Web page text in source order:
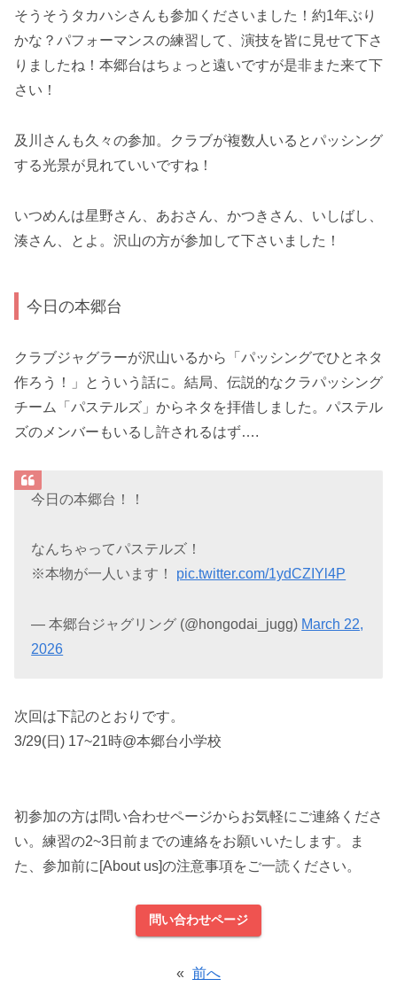
そうそうタカハシさんも参加くださいました！約1年ぶり
かな？パフォーマンスの練習して、演技を皆に見せて下さ
りましたね！本郷台はちょっと遠いですが是非また来て下
さい！
及川さんも久々の参加。クラブが複数人いるとパッシング
する光景が見れていいですね！
いつめんは星野さん、あおさん、かつきさん、いしばし、
湊さん、とよ。沢山の方が参加して下さいました！
今日の本郷台
クラブジャグラーが沢山いるから「パッシングでひとネタ
作ろう！」とういう話に。結局、伝説的なクラパッシング
チーム「パステルズ」からネタを拝借しました。パステル
ズのメンバーもいるし許されるはず….
今日の本郷台！！
なんちゃってパステルズ！
※本物が一人います！ pic.twitter.com/1ydCZIYl4P
— 本郷台ジャグリング (@hongodai_jugg) March 22,
2026
次回は下記のとおりです。
3/29(日) 17~21時@本郷台小学校
初参加の方は問い合わせページからお気軽にご連絡くださ
い。練習の2~3日前までの連絡をお願いいたします。ま
た、参加前に[About us]の注意事項をご一読ください。
問い合わせページ
« 前へ